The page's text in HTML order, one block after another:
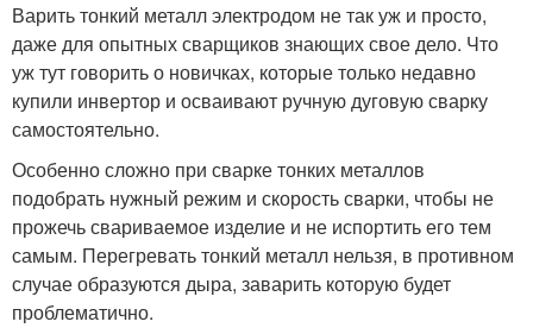
Варить тонкий металл электродом не так уж и просто,
даже для опытных сварщиков знающих свое дело. Что
уж тут говорить о новичках, которые только недавно
купили инвертор и осваивают ручную дуговую сварку
самостоятельно.
Особенно сложно при сварке тонких металлов
подобрать нужный режим и скорость сварки, чтобы не
прожечь свариваемое изделие и не испортить его тем
самым. Перегревать тонкий металл нельзя, в противном
случае образуются дыра, заварить которую будет
проблематично.